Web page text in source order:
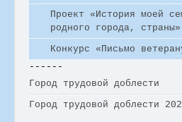
Проект «История моей
родного города, страны»
Конкурс «Письмо
------
Город трудовой доблести
Город трудовой доблести